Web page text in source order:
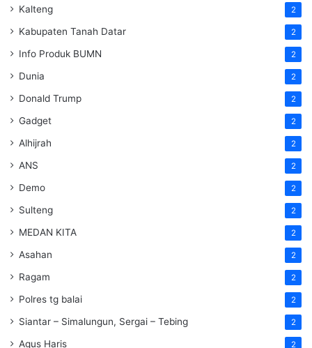
Kalteng 2
Kabupaten Tanah Datar 2
Info Produk BUMN 2
Dunia 2
Donald Trump 2
Gadget 2
Alhijrah 2
ANS 2
Demo 2
Sulteng 2
MEDAN KITA 2
Asahan 2
Ragam 2
Polres tg balai 2
Siantar – Simalungun, Sergai – Tebing 2
Agus Haris 2